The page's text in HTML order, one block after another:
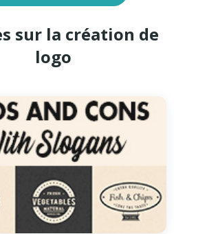
sur la création de
logo